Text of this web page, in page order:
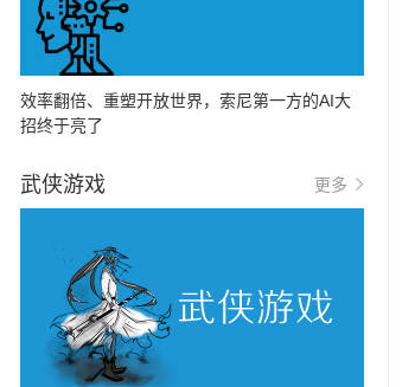
效率翻倍、重塑开放世界，索尼第一方的AI大
招终于亮了
武侠游戏 更多